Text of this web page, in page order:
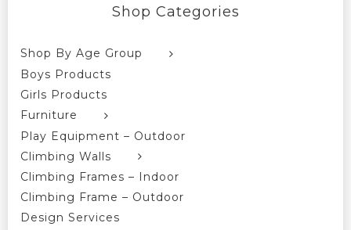
Shop Categories
Shop By Age Group
Boys Products
Girls Products
Furniture
Play Equipment – Outdoor
Climbing Walls
Climbing Frames – Indoor
Climbing Frame – Outdoor
Design Services